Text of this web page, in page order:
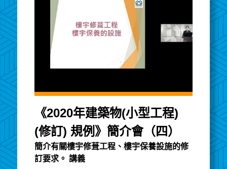
《2020年建築物(小型工程)
(修訂) 規例》簡介會（四）
簡介有關樓宇修葺工程、樓宇保養設施的修
訂要求。 講義